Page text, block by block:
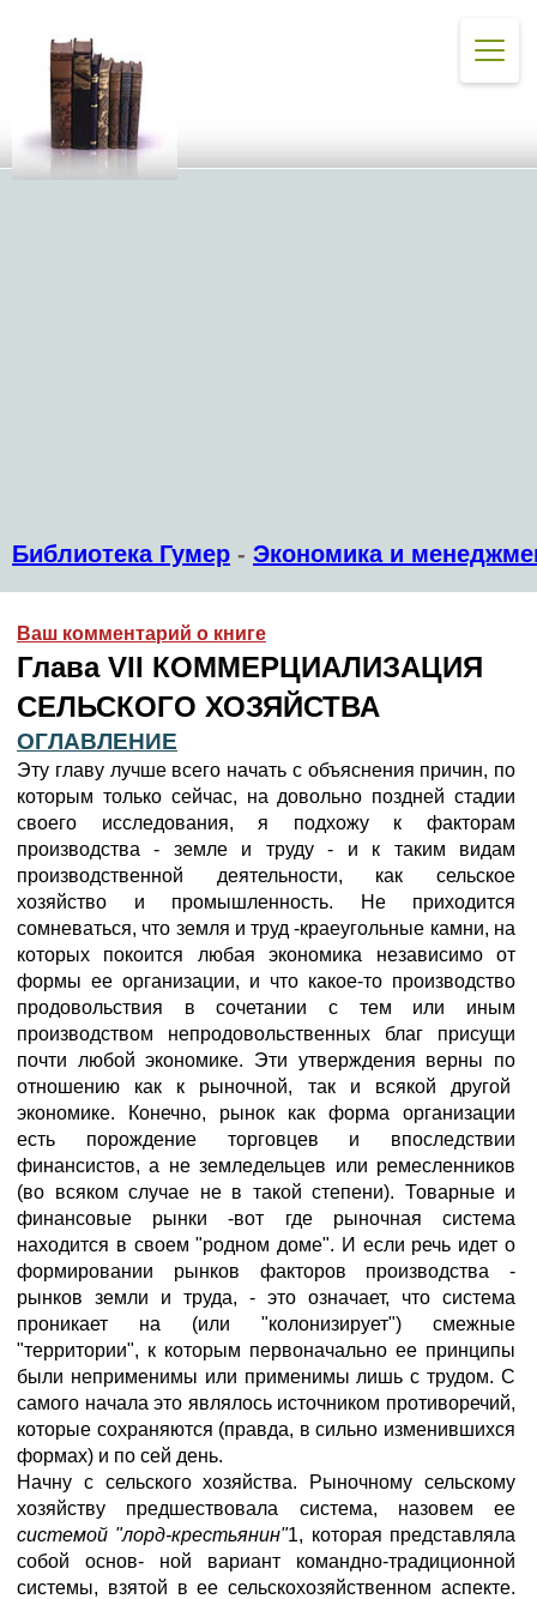
Библиотека Гумер - Экономика и
Ваш комментарий о книге
Глава VII КОММЕРЦИАЛИЗАЦИЯ
СЕЛЬСКОГО ХОЗЯЙСТВА
ОГЛАВЛЕНИЕ
Эту главу лучше всего начать с объяснения причин, по
которым только сейчас, на довольно поздней стадии
своего исследования, я подхожу к факторам
производства - земле и труду - и к таким видам
производственной деятельности, как сельское
хозяйство и промышленность. Не приходится
сомневаться, что земля и труд -краеугольные камни, на
которых покоится любая экономика независимо от
формы ее организации, и что какое-то производство
продовольствия в сочетании с тем или иным
производством непродовольственных благ присущи
почти любой экономике. Эти утверждения верны по
отношению как к рыночной, так и всякой другой
экономике. Конечно, рынок как форма организации
есть порождение торговцев и впоследствии
финансистов, а не земледельцев или ремесленников
(во всяком случае не в такой степени). Товарные и
финансовые рынки -вот где рыночная система
находится в своем "родном доме". И если речь идет о
формировании рынков факторов производства -
рынков земли и труда, - это означает, что система
проникает на (или "колонизирует") смежные
"территории", к которым первоначально ее принципы
были неприменимы или применимы лишь с трудом. С
самого начала это являлось источником противоречий,
которые сохраняются (правда, в сильно изменившихся
формах) и по сей день.
Начну с сельского хозяйства. Рыночному сельскому
хозяйству предшествовала система, назовем ее
системой "лорд-крестьянин"1, которая представляла
собой основ- ной вариант командно-традиционной
системы, взятой в ее сельскохозяйственном аспекте.